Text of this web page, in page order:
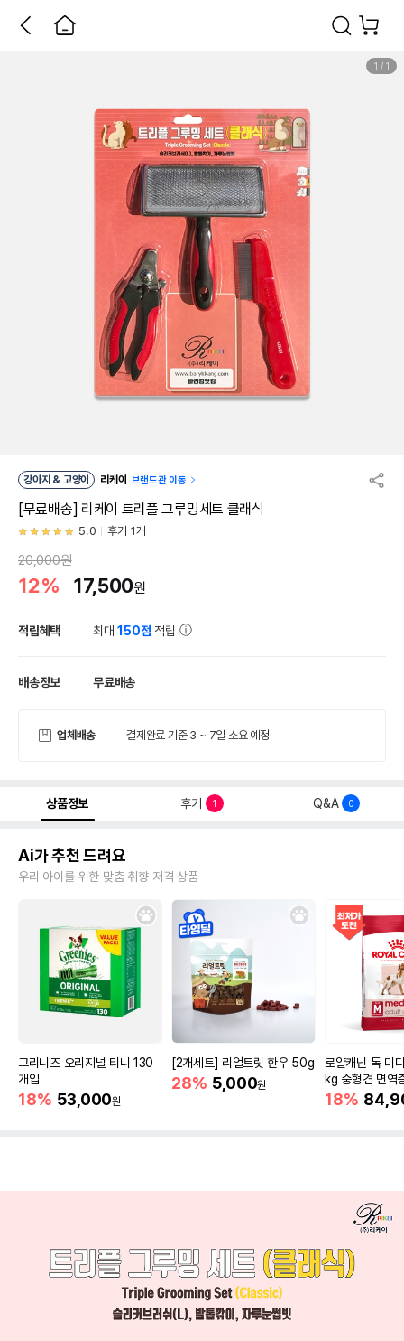
1 / 1
강아지 & 고양이 리케이 브랜드관 이동
[무료배송] 리케이 트리플 그루밍세트 클래식
5.0 후기 1개
20,000원
12% 17,500원
적립혜택 최대150점 적립
배송정보 무료배송
업체배송 결제완료 기준 3 ~ 7일 소요 예정
상품정보 후기 1 Q&A 0
Ai가 추천 드려요
우리 아이를 위한 맞춤 취향 저격 상품
그리니즈 오리지널 티니 130
개입
18% 53,000원
[2개세트] 리얼트릿 한우 50g
28% 5,000원
로얄캐닌 독 미
kg 중형견 면역
18%